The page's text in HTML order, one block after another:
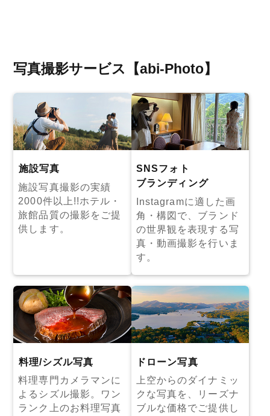
写真撮影サービス【abi-Photo】
施設写真
施設写真撮影の実績
2000件以上!!ホテル・
旅館品質の撮影をご提
供します。
SNSフォト
ブランディング
Instagramに適した画
角・構図で、ブランド
の世界観を表現する写
真・動画撮影を行いま
す。
料理/シズル写真
料理専門カメラマンに
よるシズル撮影。ワン
ランク上のお料理写真
ドローン写真
上空からのダイナミッ
クな写真を、リーズナ
ブルな価格でご提供し